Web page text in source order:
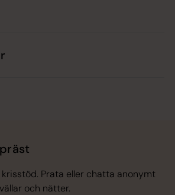
Prata eller chatta anonymt
och nätter.